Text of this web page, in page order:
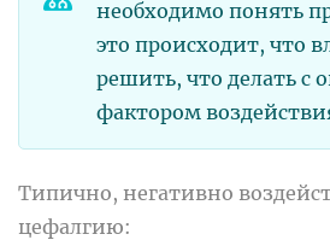
необходимо понять
это происходит, что
решить, что делать с
фактором
Типично, негативно
цефалгию: